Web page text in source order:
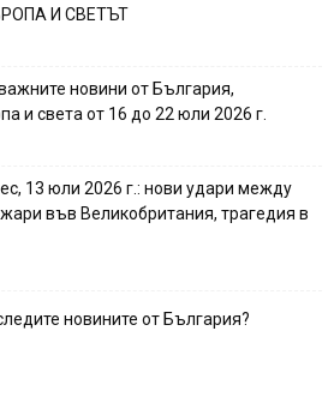
И СВЕТЪТ
новини от България,
и света от 16 до 22 юли 2026 г.
13 юли 2026 г.: нови удари между
във Великобритания, трагедия в
новините от България?